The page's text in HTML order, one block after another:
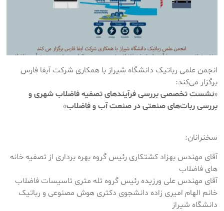
انجمن علمی رباتیک دانشگاه شیراز با همکاری شرکت آبفا فارس
برگزار می‌کند:
«نشست تخصصی بررسی فرآیندهای تصفیه فاضلاب شهری و
بررسی ربات‌های صنعتی در صنعت آب و فاضلاب»
سخنرانان:
آقای مهندس بهزاد کشتکاری رئیس گروه بهره برداری از تصفیه خانه
های فاضلاب
آقای مهندس علی ورزیده رئیس گروه تله متری تاسیسات فاضلاب
خانم الهام امیری زاده دانشجوی دکتری هوش مصنوعی و رباتیک
دانشگاه شیراز